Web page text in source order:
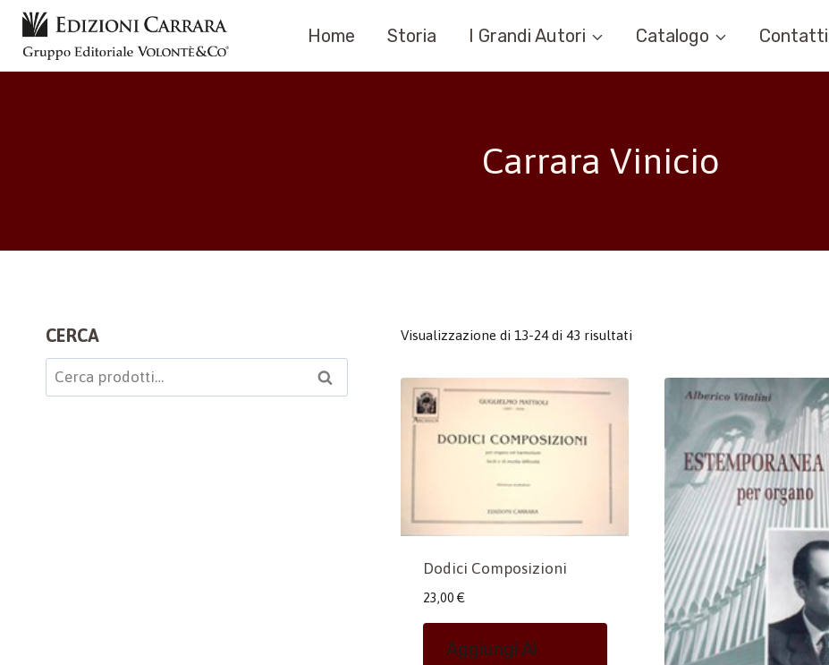
Salta
contenuto
Home Storia I Grandi Autori Catalogo Contatti
Carrara Vinicio
Visualizzazione di 13-24 di 43 risultati
Dodici Composizioni
23,00 €
Aggiungi Al
CERCA
Cerca: Cerca